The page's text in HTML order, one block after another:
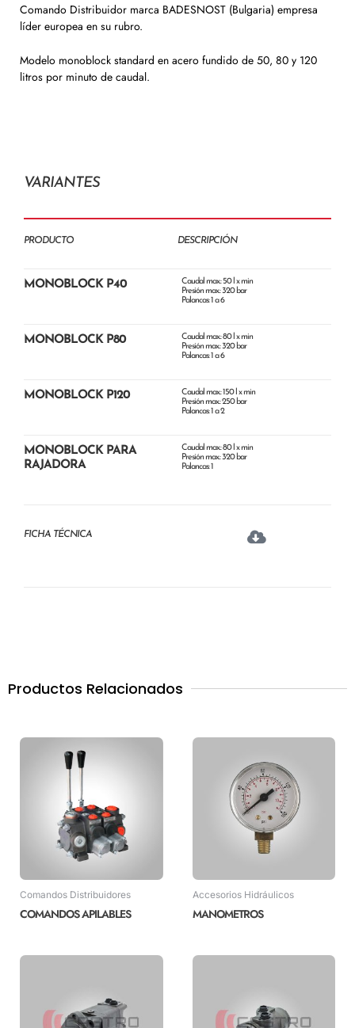
Comando Distribuidor marca BADESNOST (Bulgaria) empresa
líder europea en su rubro.
Modelo monoblock standard en acero fundido de 50, 80 y 120
litros por minuto de caudal.
VARIANTES
PRODUCTO DESCRIPCIÓN
MONOBLOCK P40
Caudal max.: 50 l x min
Presión max.: 320 bar
Palancas: 1 a 6
MONOBLOCK P80
Caudal max.: 80 l x min
Presión max.: 320 bar
Palancas: 1 a 6
MONOBLOCK P120
Caudal max.: 150 l x min
Presión max.: 250 bar
Palancas: 1 a 2
MONOBLOCK PARA
RAJADORA
Caudal max.: 80 l x min
Presión max.: 320 bar
Palancas: 1
FICHA TÉCNICA
Productos Relacionados
Comandos Distribuidores
COMANDOS APILABLES
Accesorios Hidráulicos
MANOMETROS